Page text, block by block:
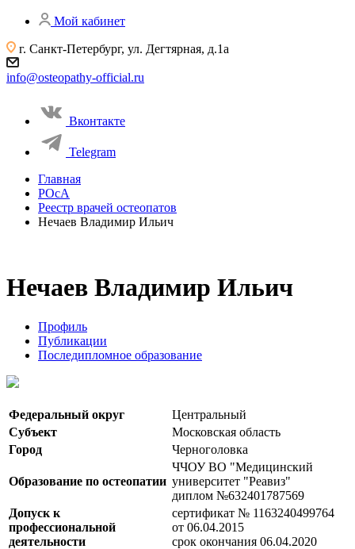
Мой кабинет
г. Санкт-Петербург, ул. Дегтярная, д.1а
info@osteopathy-official.ru
Вконтакте
Telegram
Главная
РОсА
Реестр врачей остеопатов
Нечаев Владимир Ильич
Нечаев Владимир Ильич
Профиль
Публикации
Последипломное образование
Федеральный округ
Центральный
Субъект
Московская область
Город
Черноголовка
Образование по остеопатии
ЧЧОУ ВО "Медицинский
университет "Реавиз"
диплом №632401787569
Допуск к
профессиональной
деятельности
сертификат № 1163240499764
от 06.04.2015
срок окончания 06.04.2020